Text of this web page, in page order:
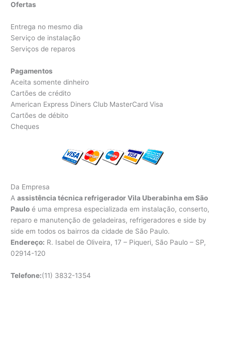
Ofertas
Entrega no mesmo dia
Serviço de instalação
Serviços de reparos
Pagamentos
Aceita somente dinheiro
Cartões de crédito
American Express Diners Club MasterCard Visa
Cartões de débito
Cheques
Da Empresa
Aassistência técnica refrigerador Vila Uberabinha em São
Paulo é uma empresa especializada em instalação, conserto,
reparo e manutenção de geladeiras, refrigeradores e side by
side em todos os bairros da cidade de São Paulo.
Endereço: R. Isabel de Oliveira, 17 – Piqueri, São Paulo – SP,
02914-120
Telefone:(11) 3832-1354